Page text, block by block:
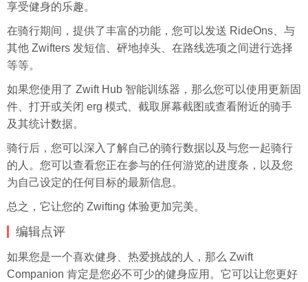
享受健身的乐趣。
在骑行期间，提供了丰富的功能，您可以发送 RideOns、与
其他 Zwifters 发短信、砰地掉头、在路线选项之间进行选择
等等。
如果您使用了 Zwift Hub 智能训练器，那么您可以使用更新固
件、打开或关闭 erg 模式、截取屏幕截图或查看附近的骑手
及其统计数据。
骑行后，您可以深入了解自己的骑行数据以及与您一起骑行
的人。您可以查看您正在参与的任何游览的进度条，以及您
为自己设定的任何目标的最新信息。
总之，它让您的 Zwifting 体验更加完美。
编辑点评
如果您是一个喜欢健身、热爱挑战的人，那么 Zwift
Companion 肯定是您必不可少的健身应用。它可以让您更好